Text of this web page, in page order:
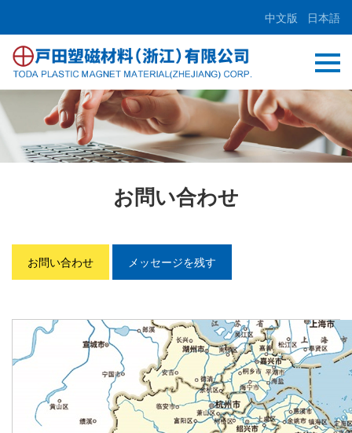
中文版 日本語
お問い合わせ
お問い合わせ メッセージを残す